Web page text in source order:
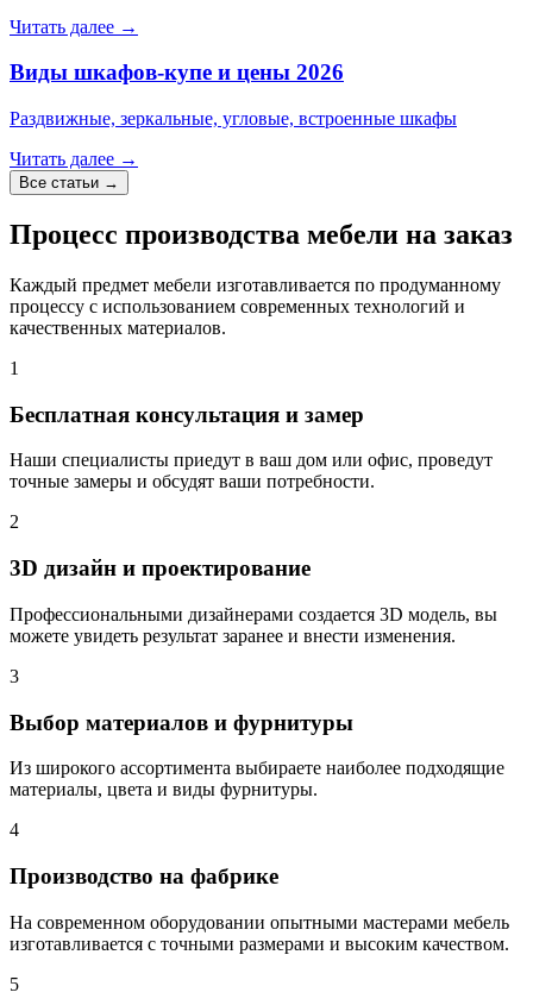
Читать далее →
Виды шкафов-купе и цены 2026
Раздвижные, зеркальные, угловые, встроенные шкафы
Читать далее →
Все статьи →
Процесс производства мебели на заказ
Каждый предмет мебели изготавливается по продуманному
процессу с использованием современных технологий и
качественных материалов.
1
Бесплатная консультация и замер
Наши специалисты приедут в ваш дом или офис, проведут
точные замеры и обсудят ваши потребности.
2
3D дизайн и проектирование
Профессиональными дизайнерами создается 3D модель, вы
можете увидеть результат заранее и внести изменения.
3
Выбор материалов и фурнитуры
Из широкого ассортимента выбираете наиболее подходящие
материалы, цвета и виды фурнитуры.
4
Производство на фабрике
На современном оборудовании опытными мастерами мебель
изготавливается с точными размерами и высоким качеством.
5